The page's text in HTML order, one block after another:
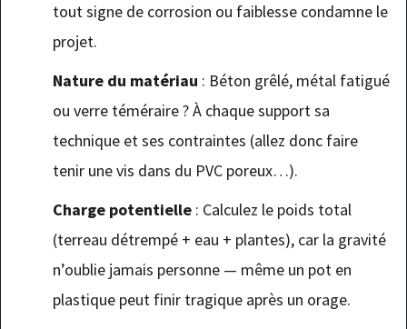
tout signe de corrosion ou faiblesse condamne le
projet.
Nature du matériau : Béton grêlé, métal fatigué
ou verre téméraire ? À chaque support sa
technique et ses contraintes (allez donc faire
tenir une vis dans du PVC poreux…).
Charge potentielle: Calculez le poids total
(terreau détrempé + eau + plantes), car la gravité
n’oublie jamais personne — même un pot en
plastique peut finir tragique après un orage.